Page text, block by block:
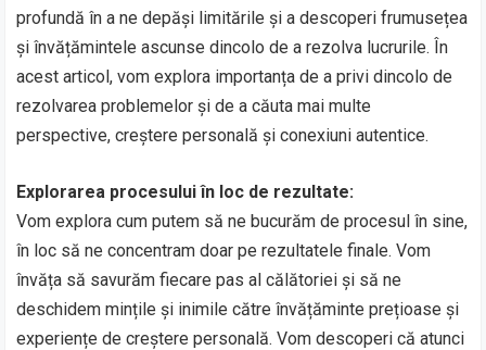
profundă în a ne depăși limitările și a descoperi frumusețea
și învățămintele ascunse dincolo de a rezolva lucrurile. În
acest articol, vom explora importanța de a privi dincolo de
rezolvarea problemelor și de a căuta mai multe
perspective, creștere personală și conexiuni autentice.
Explorarea procesului în loc de rezultate:
Vom explora cum putem să ne bucurăm de procesul în sine,
în loc să ne concentram doar pe rezultatele finale. Vom
învăța să savurăm fiecare pas al călătoriei și să ne
deschidem mințile și inimile către învățăminte prețioase și
experiențe de creștere personală. Vom descoperi că atunci